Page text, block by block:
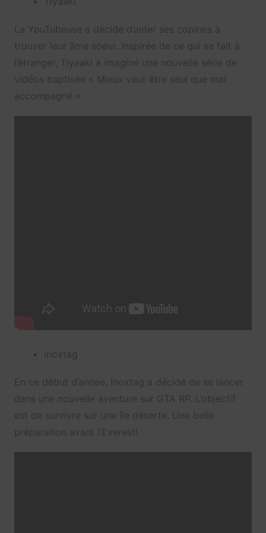
La YouTubeuse a décidé d’aider ses copines à
trouver leur âme soeur. Inspirée de ce qui se fait à
l’étranger, Tiyaakl a imaginé une nouvelle série de
vidéos baptisée « Mieux vaut être seul que mal
accompagné ».
Inoxtag
En ce début d’année, Inoxtag a décidé de se lancer
dans une nouvelle aventure sur GTA RP. L’objectif
est de survivre sur une île déserte. Une belle
préparation avant l’Everest!